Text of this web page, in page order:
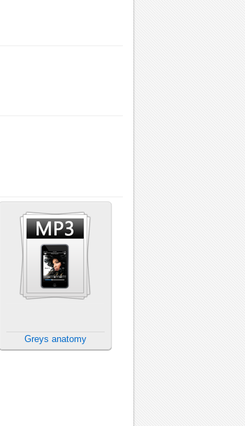
Greys anatomy